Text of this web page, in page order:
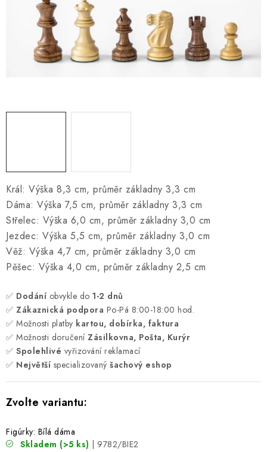
ŠACHOVÝ MERCH
DÁRKY
Král: Výška 8,3 cm, průměr základny 3,3 cm
Dáma: Výška 7,5 cm, průměr základny 3,3 cm
Střelec: Výška 6,0 cm, průměr základny 3,0 cm
Jezdec: Výška 5,5 cm, průměr základny 3,0 cm
Věž: Výška 4,7 cm, průměr základny 3,0 cm
Pěšec: Výška 4,0 cm, průměr základny 2,5 cm
✅ Dodání obvykle do 1-2 dnů
✅ Zákaznická podpora Po-Pá 8:00-18:00 hod.
✅ Možnosti platby kartou, dobírka, faktura
✅ Možnosti doručení Zásilkovna, Pošta, Kurýr
✅ Spolehlivé vyřizování reklamací
✅ Největší specializovaný šachový eshop
Figúrky: Bílá dáma
Skladem (>5 ks) | 9782/BIE2